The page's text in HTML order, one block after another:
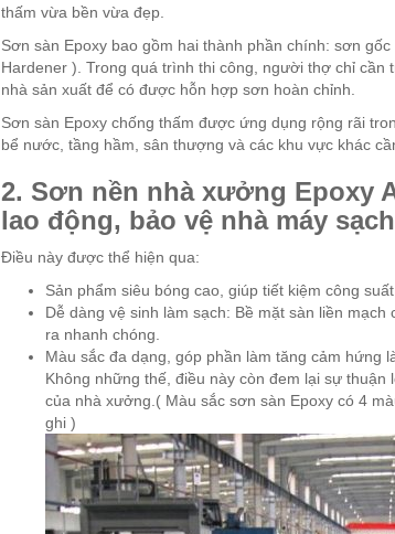
thấm vừa bền vừa đẹp.
Sơn sàn Epoxy bao gồm hai thành phần chính: sơn
Hardener ). Trong quá trình thi công, người thợ chỉ
nhà sản xuất để có được hỗn hợp sơn hoàn chỉnh.
Sơn sàn Epoxy chống thấm được ứng dụng rộng rãi
bể nước, tầng hầm, sân thượng và các khu vực khác
2. Sơn nền nhà xưởng Epoxy
lao động, bảo vệ nhà máy
Điều này được thể hiện qua:
Sản phẩm siêu bóng cao, giúp tiết kiệm công
Dễ dàng vệ sinh làm sạch: Bề mặt sàn liền
ra nhanh chóng.
Màu sắc đa dạng, góp phần làm tăng cảm hứng
Không những thế, điều này còn đem lại sự
của nhà xưởng.( Màu sắc sơn sàn Epoxy có 4
ghi )